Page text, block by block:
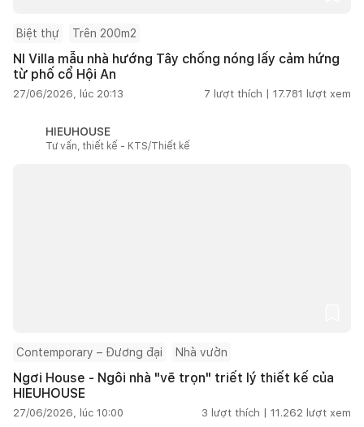
Biệt thự Trên 200m2
NI Villa mẫu nhà hướng Tây chống nóng lấy cảm hứng
từ phố cổ Hội An
27/06/2026, lúc 20:13 7 lượt thích | 17.781 lượt xem
HIEUHOUSE
Tư vấn, thiết kế - KTS/Thiết kế
Contemporary – Đương đại Nhà vườn
Ngơi House - Ngôi nhà "vẽ trọn" triết lý thiết kế của
HIEUHOUSE
27/06/2026, lúc 10:00 3 lượt thích | 11.262 lượt xem